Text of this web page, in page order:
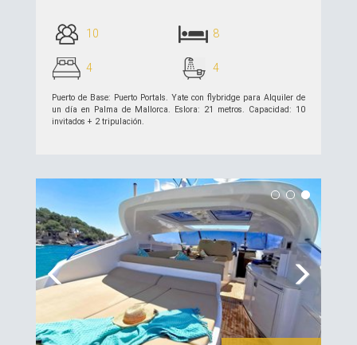
10 8
4 4
Puerto de Base: Puerto Portals. Yate con flybridge para Alquiler de
un día en Palma de Mallorca. Eslora: 21 metros. Capacidad: 10
invitados + 2 tripulación.
ver detalles >>